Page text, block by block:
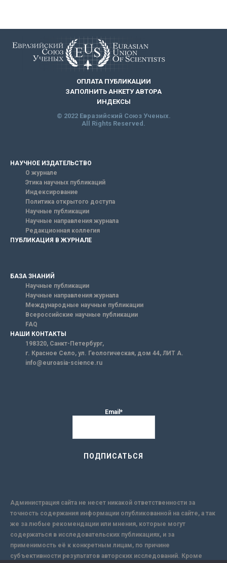
ОПЛАТА ПУБЛИКАЦИИ
ЗАПОЛНИТЬ АНКЕТУ АВТОРА
ИНДЕКСЫ
© 2022 Евразийский Союз Ученых.
All Rights Reserved.
НАУЧНОЕ ИЗДАТЕЛЬСТВО
О журнале
Этика научных публикаций
Индексирование
Политика открытого доступа
Научные публикации
Научные направления журнала
Редакционная коллегия
ПУБЛИКАЦИЯ В ЖУРНАЛЕ
БАЗА ЗНАНИЙ
Научные публикации
Научные направления журнала
Международные научные публикации
Всероссийские научные публикации
FAQ
НАШИ КОНТАКТЫ
198320, Санкт-Петербург,
г. Красное Село, ул. Геологическая, дом 44, ЛИТ А.
info@euroasia-science.ru
Email*
Администрация сайта не несет никакой ответственности за
точность содержания информации опубликованной на сайте, а так
же за любые рекомендации или мнения, которые могут
содержаться в исследовательских публикациях, и за
применимость её к конкретным лицам, по причине
субъективности результатов авторских исследований. Кроме